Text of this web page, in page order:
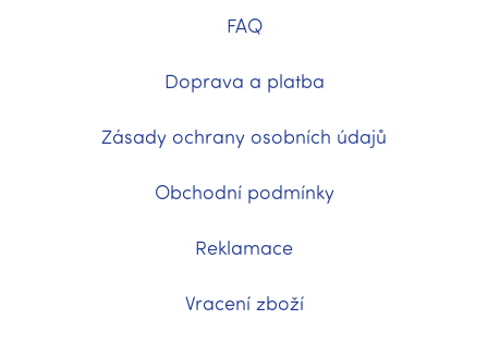
FAQ
Doprava a platba
Zásady ochrany osobních údajů
Obchodní podmínky
Reklamace
Vracení zboží